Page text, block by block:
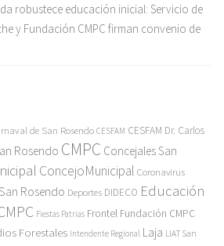
robustece educación inicial: Servicio de
y Fundación CMPC firman convenio de
de San Rosendo CESFAM CESFAM Dr. Carlos
Rosendo CMPC Concejales San
ConcejoMunicipal Coronavirus
Rosendo Deportes DIDECO Educación
Fiestas Patrias Frontel Fundación CMPC
Forestales Intendente Regional Laja LIAT San